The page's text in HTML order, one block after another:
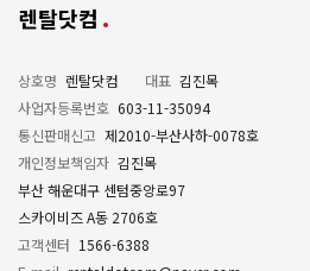
렌탈닷컴
상호명 렌탈닷컴 대표 김진목
사업자등록번호 603-11-35094
통신판매신고 제2010-부산사하-0078호
개인정보책임자 김진목
부산 해운대구 센텀중앙로97
스카이비즈 A동 2706호
고객센터 1566-6388